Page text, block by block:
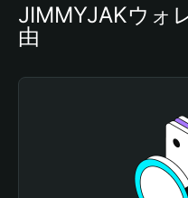
JIMMYJAKウォ
由